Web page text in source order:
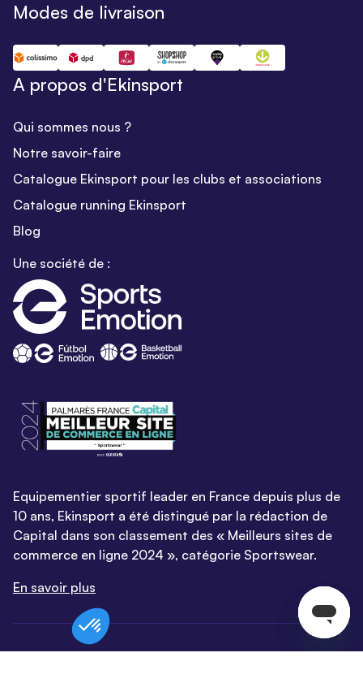
Modes de livraison
A propos d'Ekinsport
Qui sommes nous ?
Notre savoir-faire
Catalogue Ekinsport pour les clubs et associations
Catalogue running Ekinsport
Blog
Une société de :
Equipementier sportif leader en France depuis plus de
10 ans, Ekinsport a été distingué par la rédaction de
Capital dans son classement des « Meilleurs sites de
commerce en ligne 2024 », catégorie Sportswear.
En savoir plus